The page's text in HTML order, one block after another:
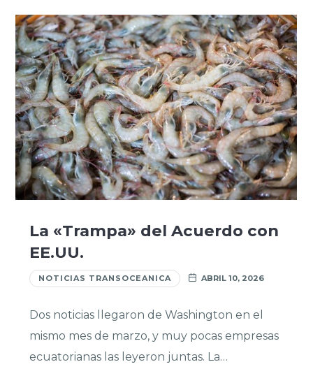
La «Trampa» del Acuerdo con
EE.UU.
NOTICIAS TRANSOCEANICA ABRIL 10, 2026
Dos noticias llegaron de Washington en el
mismo mes de marzo, y muy pocas empresas
ecuatorianas las leyeron juntas. La…